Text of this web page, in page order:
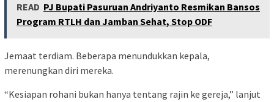
READ PJ Bupati Pasuruan Andriyanto Resmikan Bansos
Program RTLH dan Jamban Sehat, Stop ODF
Jemaat terdiam. Beberapa menundukkan kepala,
merenungkan diri mereka.
“Kesiapan rohani bukan hanya tentang rajin ke gereja,” lanjut